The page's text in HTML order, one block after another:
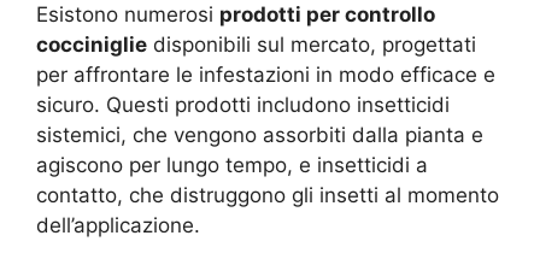
Esistono numerosi prodotti per controllo
cocciniglie disponibili sul mercato, progettati
per affrontare le infestazioni in modo efficace e
sicuro. Questi prodotti includono insetticidi
sistemici, che vengono assorbiti dalla pianta e
agiscono per lungo tempo, e insetticidi a
contatto, che distruggono gli insetti al momento
dell’applicazione.